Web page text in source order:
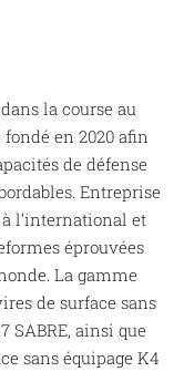
la course au
en 2020 afin
de défense
Entreprise
l’international et
éprouvées
La gamme
de surface sans
SABRE, ainsi que
sans équipage K4